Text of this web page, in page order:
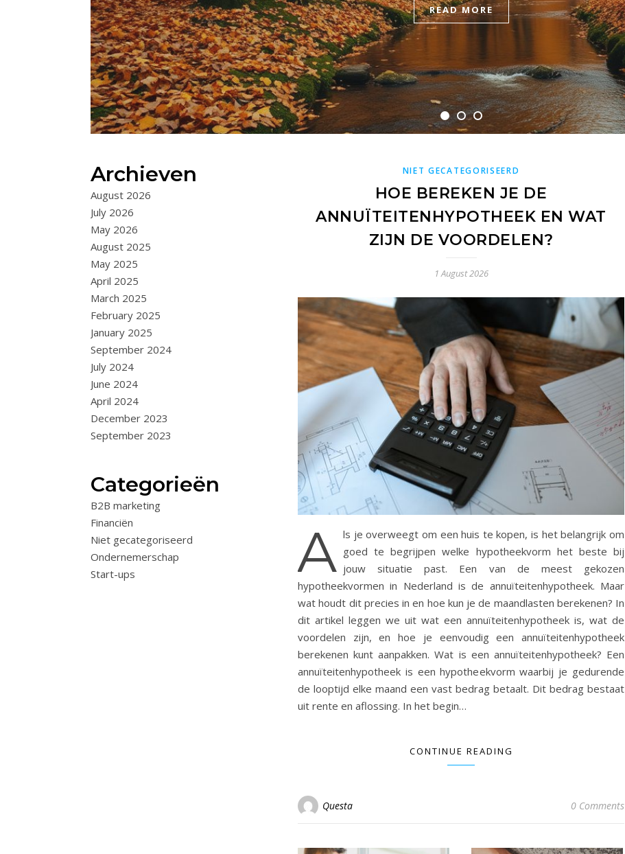
READ MORE
READ MORE
Archieven
August 2026
July 2026
May 2026
August 2025
May 2025
April 2025
March 2025
February 2025
January 2025
September 2024
July 2024
June 2024
April 2024
December 2023
September 2023
Categorieën
B2B marketing
Financiën
Niet gecategoriseerd
Ondernemerschap
Start-ups
NIET GECATEGORISEERD
HOE BEREKEN JE DE
ANNUÏTEITENHYPOTHEEK EN WAT
ZIJN DE VOORDELEN?
1 August 2026
A ls je overweegt om een huis te kopen, is het belangrijk om
goed te begrijpen welke hypotheekvorm het beste bij
jouw situatie past. Een van de meest gekozen
hypotheekvormen in Nederland is de annuïteitenhypotheek. Maar
wat houdt dit precies in en hoe kun je de maandlasten berekenen? In
dit artikel leggen we uit wat een annuïteitenhypotheek is, wat de
voordelen zijn, en hoe je eenvoudig een annuïteitenhypotheek
berekenen kunt aanpakken. Wat is een annuïteitenhypotheek? Een
annuïteitenhypotheek is een hypotheekvorm waarbij je gedurende
de looptijd elke maand een vast bedrag betaalt. Dit bedrag bestaat
uit rente en aflossing. In het begin…
CONTINUE READING
Questa 0 Comments